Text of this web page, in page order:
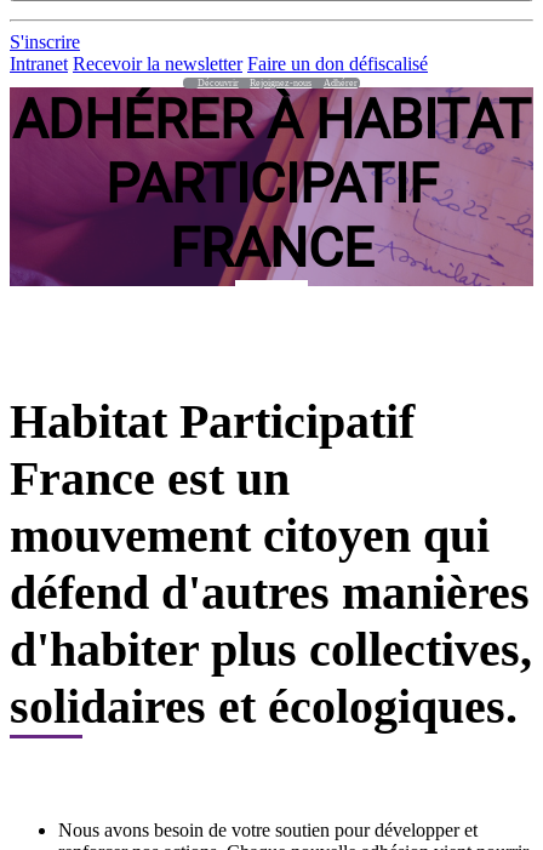
S'inscrire
Intranet Recevoir la newsletter Faire un don défiscalisé
Découvrir Rejoignez-nous Adhérer
ADHÉRER À HABITAT
PARTICIPATIF
FRANCE
Habitat Participatif
France est un
mouvement citoyen qui
défend d'autres manières
d'habiter plus collectives,
solidaires et écologiques.
Nous avons besoin de votre soutien pour développer et